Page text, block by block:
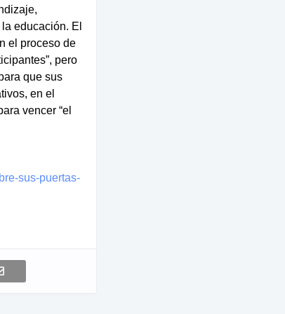
educación. El
el proceso de
pero
que sus
en el
vencer “el
sus-puertas-